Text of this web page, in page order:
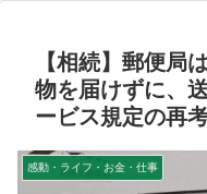
【相続】郵便局
物を届けずに、
ービス規定の再
感動・ライフ・お金・仕事